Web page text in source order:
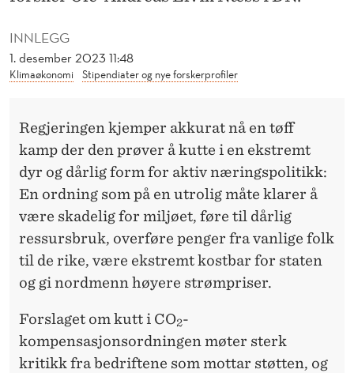
Ø
T
INNLEGG
1. desember 2023 11:48
Klimaøkonomi Stipendiater og nye forskerprofiler
Regjeringen kjemper akkurat nå en tøff
kamp der den prøver å kutte i en ekstremt
dyr og dårlig form for aktiv næringspolitikk:
En ordning som på en utrolig måte klarer å
være skadelig for miljøet, føre til dårlig
ressursbruk, overføre penger fra vanlige folk
til de rike, være ekstremt kostbar for staten
og gi nordmenn høyere strømpriser.
Forslaget om kutt i CO2-
kompensasjonsordningen møter sterk
kritikk fra bedriftene som mottar støtten, og